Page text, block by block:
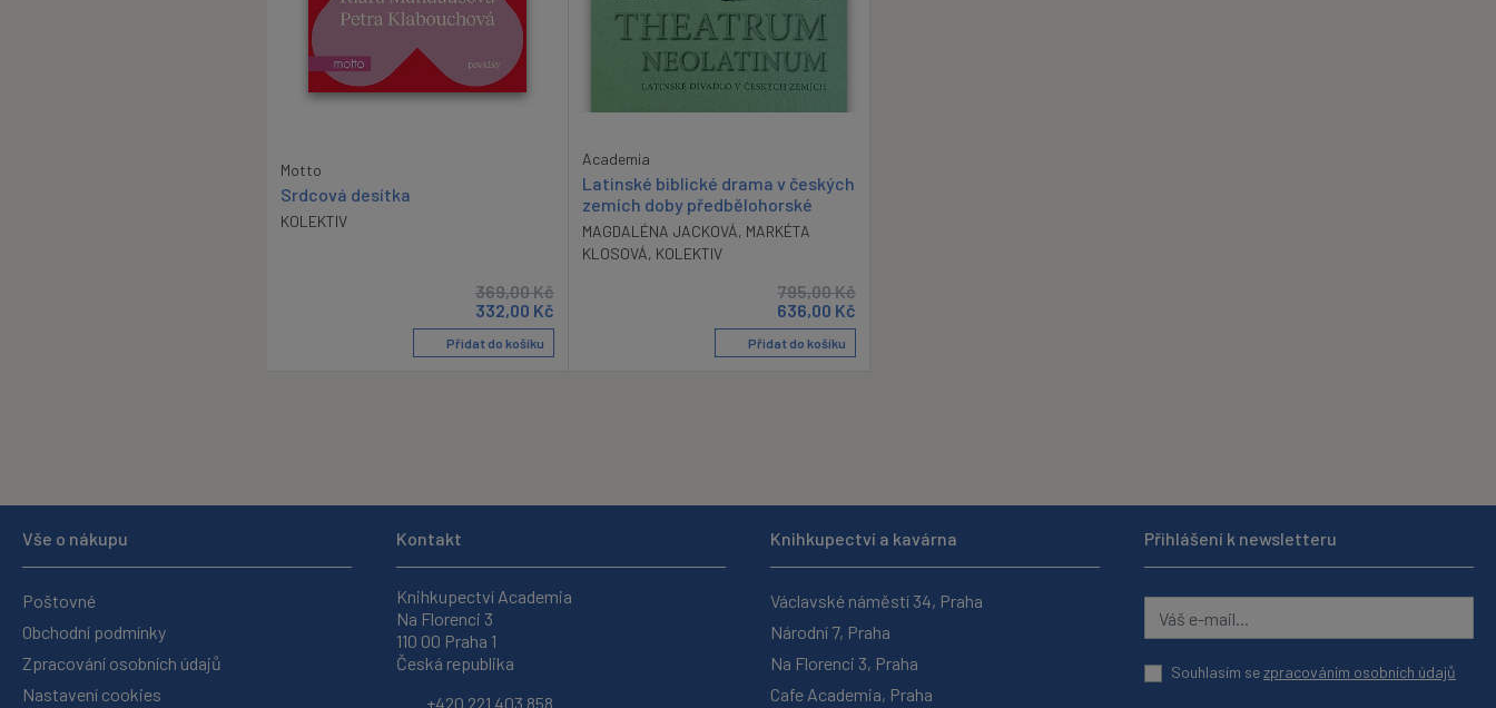
Motto
Srdcová desítka
KOLEKTIV
369,00Kč
332,00 Kč
Přidat do košíku
Academia
Latinské biblické drama v českých
zemích doby předbělohorské
MAGDALÉNA JACKOVÁ, MARKÉTA
KLOSOVÁ, KOLEKTIV
795,00Kč
636,00 Kč
Přidat do košíku
Vše o nákupu
Poštovné
Obchodní podmínky
Zpracování osobních údajů
Nastavení cookies
Kontakt
Knihkupectví Academia
Na Florenci 3
110 00 Praha 1
Česká republika
+420 221 403 858
Knihkupectví a kavárna
Václavské náměstí 34, Praha
Národní 7, Praha
Na Florenci 3, Praha
Cafe Academia, Praha
Přihlášení k newsletteru
Souhlasím sezpracováním osobních údajů